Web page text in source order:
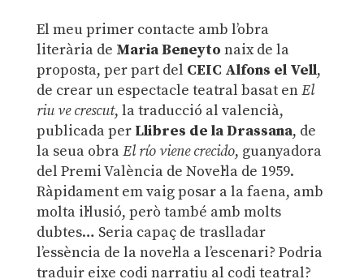
El meu primer contacte amb l’obra
literària de Maria Beneyto naix de la
proposta, per part del CEIC Alfons el Vell,
de crear un espectacle teatral basat enEl
riu ve crescut, la traducció al valencià,
publicada per Llibres de la Drassana, de
la seua obraEl río viene crecido, guanyadora
del Premi València de Novel·la de 1959.
Ràpidament em vaig posar a la faena, amb
molta il·lusió, però també amb molts
dubtes… Seria capaç de traslladar
l’essència de la novel·la a l’escenari? Podria
traduir eixe codi narratiu al codi teatral?